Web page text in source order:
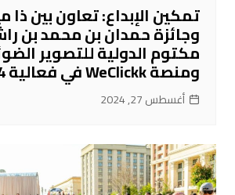
تمكين الإبداع: تعاون بين ذا
وجائزة حمدان بن محمد بن
ومنصة WeClickk في فعالية PAGE 2024
أغسطس 27, 2024